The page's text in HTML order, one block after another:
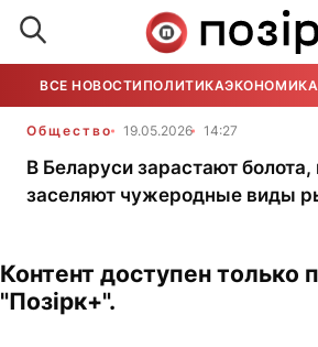
ВСЕ НОВОСТИ ПОЛИТИКАЭКОНОМИКА
Общество 19.05.2026 14:27
В Беларуси зарастают
заселяют чужеродные виды
Контент доступен только
"Позірк+".